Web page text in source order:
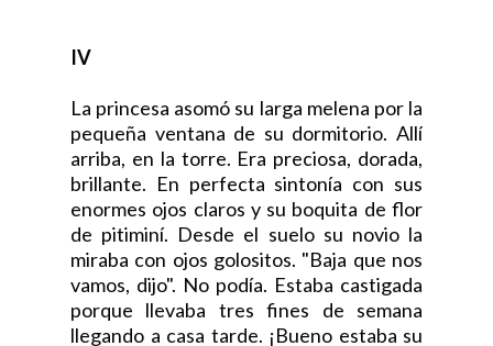
IV
La princesa asomó su larga melena por la
pequeña ventana de su dormitorio. Allí
arriba, en la torre. Era preciosa, dorada,
brillante. En perfecta sintonía con sus
enormes ojos claros y su boquita de flor
de pitiminí. Desde el suelo su novio la
miraba con ojos golositos. "Baja que nos
vamos, dijo". No podía. Estaba castigada
porque llevaba tres fines de semana
llegando a casa tarde. ¡Bueno estaba su